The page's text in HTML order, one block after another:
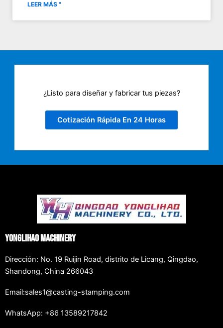
LEER MÁS "
¿Listo para diseñar y fabricar tus piezas?
Cotización Rápida En 24 Horas
Yonglihao Machinery
Dirección: No. 19 Ruijin Road, distrito de Licang, Qingdao,
Shandong, China 266043
Email:sales1@casting-stamping.com
WhatsApp: +86 13589217842